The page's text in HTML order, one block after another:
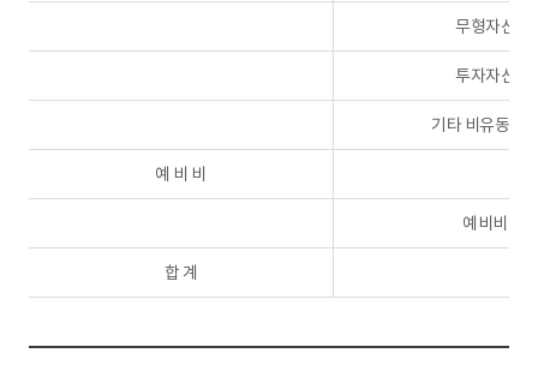
합 계
무형자산
투자자산
기타 비유동자산
예 비 비
예비비